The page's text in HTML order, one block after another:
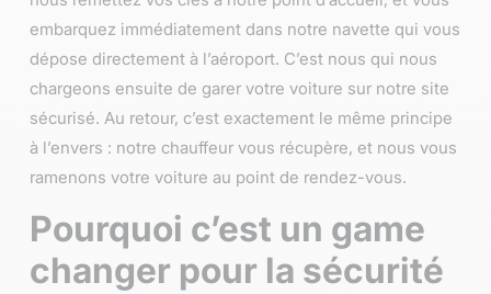
embarquez immédiatement dans notre navette qui vous
dépose directement à l’aéroport. C’est nous qui nous
chargeons ensuite de garer votre voiture sur notre site
sécurisé. Au retour, c’est exactement le même principe
à l’envers : notre chauffeur vous récupère, et nous vous
ramenons votre voiture au point de rendez-vous.
Pourquoi c’est un game
changer pour la sécurité